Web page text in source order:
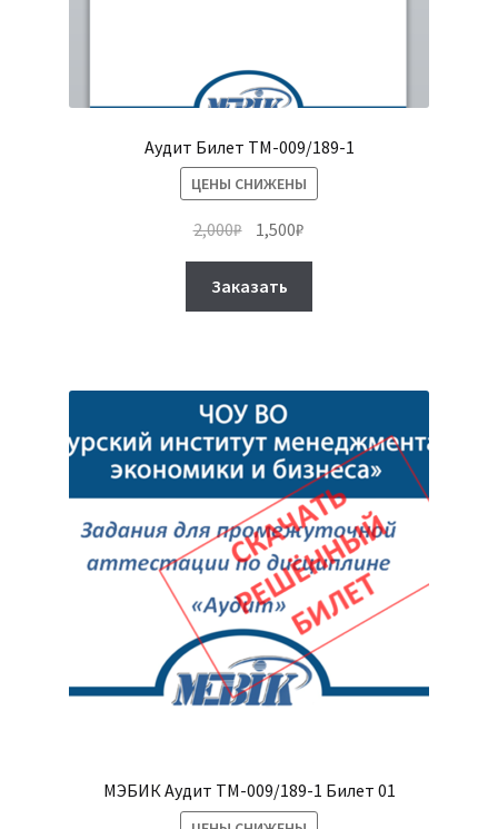
Аудит Билет ТМ-009/189-1
ЦЕНЫ СНИЖЕНЫ
2,000₽ Первоначальная
цена
составляла
2,000₽.
1,500₽
цена:
Заказать
вариаций.
можно
выбрать
на
странице
товара.
МЭБИК Аудит ТМ-009/189-1 Билет 01